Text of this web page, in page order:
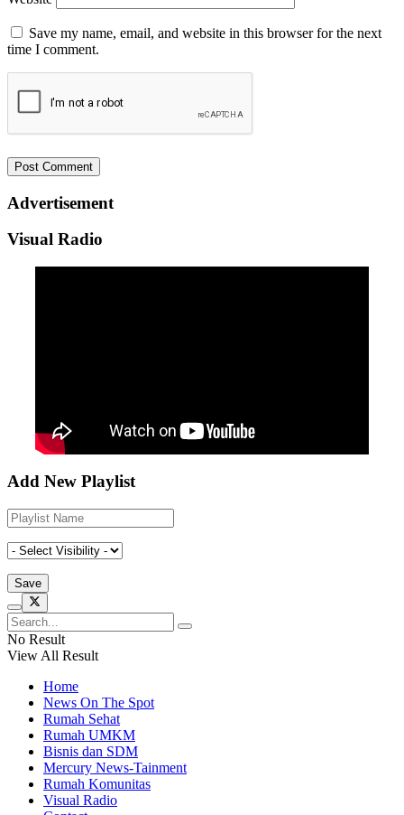
Save my name, email, and website in this browser for the next
time I comment.
Advertisement
Visual Radio
Add New Playlist
No Result
View All Result
Home
News On The Spot
Rumah Sehat
Rumah UMKM
Bisnis dan SDM
Mercury News-Tainment
Rumah Komunitas
Visual Radio